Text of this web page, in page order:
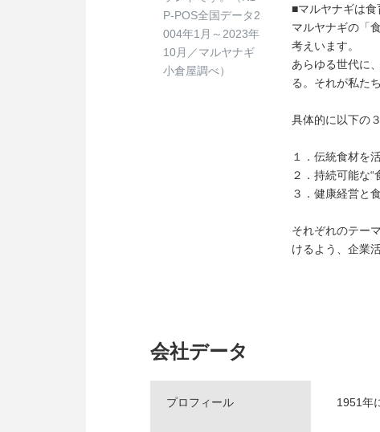
P-POS全国データ2
004年1月～2023年
10月／マルヤナギ
小倉屋調べ）
■マルヤナギは
マルヤナギの「
考えいます。
あらゆる世代に
る。それが私た
具体的に以下の
１．伝統食材を
２．持続可能な
３．健康経営と
それぞれのテー
けるよう、企業
会社データ
プロフィール 1951年